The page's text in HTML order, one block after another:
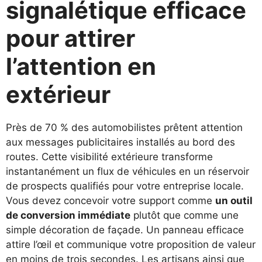
signalétique efficace
pour attirer
l’attention en
extérieur
Près de 70 % des automobilistes prêtent attention
aux messages publicitaires installés au bord des
routes. Cette visibilité extérieure transforme
instantanément un flux de véhicules en un réservoir
de prospects qualifiés pour votre entreprise locale.
Vous devez concevoir votre support comme un outil
de conversion immédiate plutôt que comme une
simple décoration de façade. Un panneau efficace
attire l’œil et communique votre proposition de valeur
en moins de trois secondes. Les artisans ainsi que